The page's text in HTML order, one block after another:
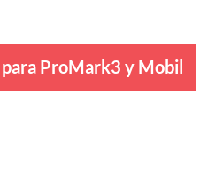
ProMark3 y Mobil